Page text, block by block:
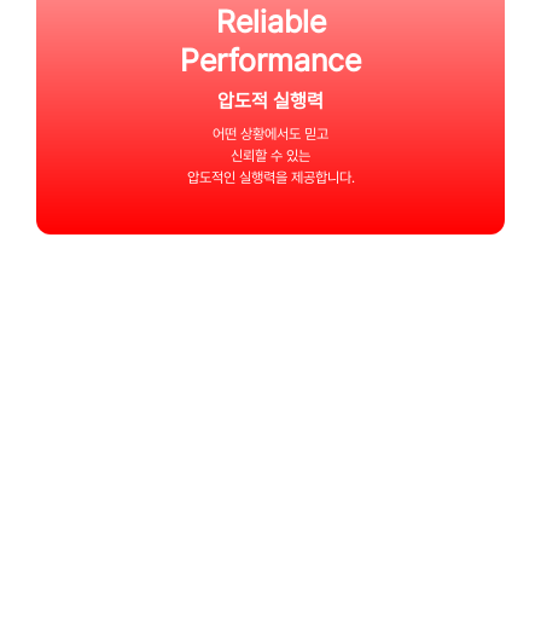
Reliable
Performance
압도적 실행력
어떤 상황에서도 믿고
신뢰할 수 있는
압도적인 실행력을 제공합니다.